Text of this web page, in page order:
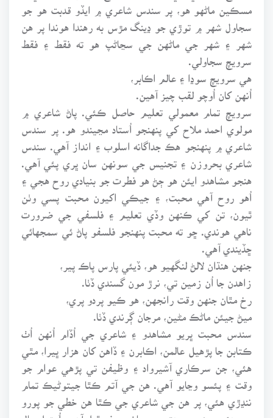
مسڪين ماڻهو هو، پر سندس شاعري ۾ ايڏو قدبت هو جو
سجاول شهر ۾ توڙي جو ڍينگ مڙس به رهندا هوندا پر هن
شهر ۽ شهر جي ماڻهن جي سڃاڻپ هو ته فقط ۽ فقط
سرويچ سجاولي.
هي سرويچ سوڍا ۽ عالم اڪابر،
اُنهن کان اُوچو لقب چيز آهين.
سرويچ تمام معمولي تعليم حاصل ڪئي. پاڻ شاعري ۾
مولوي احمد ملاح کي پنهنجو اُستاد مڃيندو هو. پر سندس
شاعري ۾ پنهنجو هڪ جداگانه اسلوب ۽ انداز آهي. سندس
شاعري بحروزن ۽ تجنيس جي سونهن سان ڀري پئي آهي.
هنجو مشاهدو ايئن هو ڄڻ هو فطرت جو بنيادي روح هجي ۽
اُهو روح آهي محبت، ۽ جيڪي اکيون محبت پسي وٺن
ٿيون، تن کي ڪنهن وڏي تعليم ۽ فلسفي جي ضرورت
ناهي هوندي. ڇو ته محبت پنهنجو فلسفو پاڻ ئي سمجهائي
ڇڏيندي آهي.
جنهن هنڌان لالڻ لنگهيو هو، ڏيئي پارس پاڪ پير،
زاهدن جا اُن زمين تي، نرڙ مون گسندي ڏٺا.
رخ مٿان جنهن وقت رانجهن، هو ڪيو پردو پري،
ميڻ جيئن ماڻڪ مڻين، مرجان ڳرندي ڏٺا.
سندس محبت ڀريو مشاهدو ۽ شاعري جي اُڏام اُنهن اُٺ
ڪتابن جا پڙهيل عالمن، اڪابرن ۽ ڏاهن کان هزار ڀيرا، مٿي
هئي، جن سرڪاري آشيرواد ۽ وظيفن تي پڙهي عوام جو
وقت ۽ پئسو وڃايو آهي. هن جي آتم ڪٿا جيتوڻيڪ تمام
ننڍڙي هئي، پر هن جي شاعري جي ڪٿا هن خطي جو پورو
دور هئي. جنهن ۾ هتي جو ماضي دفن ٿيل آهي، اُجڙيل حال